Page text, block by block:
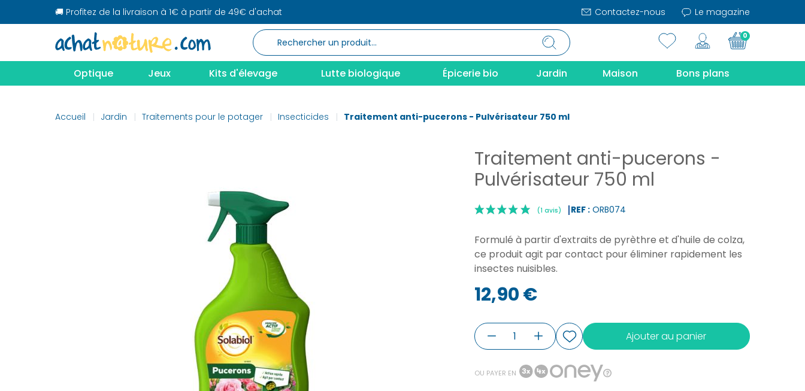
🚚 Profitez de la livraison à 1€ à partir de 49€ d'achat Contactez-nous Le magazine
0
Optique Jeux Kits d'élevage Lutte biologique Épicerie bio Jardin Maison Bons plans
Accueil Jardin Traitements pour le potager Insecticides Traitement anti-pucerons - Pulvérisateur 750 ml
Traitement anti-pucerons -
Pulvérisateur 750 ml
REF : ORB074
(1 avis) |
Formulé à partir d'extraits de pyrèthre et d'huile de colza,
ce produit agit par contact pour éliminer rapidement les
insectes nuisibles.
12,90 €
Ajouter au panier
OU PAYER EN